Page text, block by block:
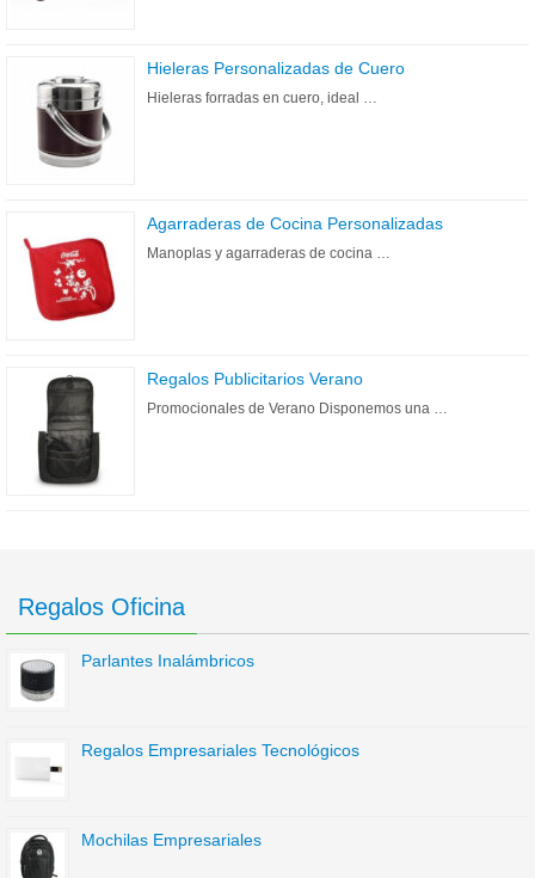
Hieleras Personalizadas de Cuero
Hieleras forradas en cuero, ideal …
Agarraderas de Cocina Personalizadas
Manoplas y agarraderas de cocina …
Regalos Publicitarios Verano
Promocionales de Verano Disponemos una …
Regalos Oficina
Parlantes Inalámbricos
Regalos Empresariales Tecnológicos
Mochilas Empresariales